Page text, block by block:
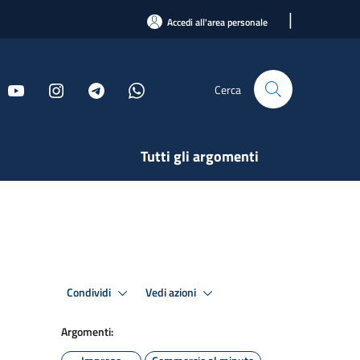
Accedi all'area personale |
Cerca
Tutti gli argomenti
Condividi Vedi azioni
Argomenti: